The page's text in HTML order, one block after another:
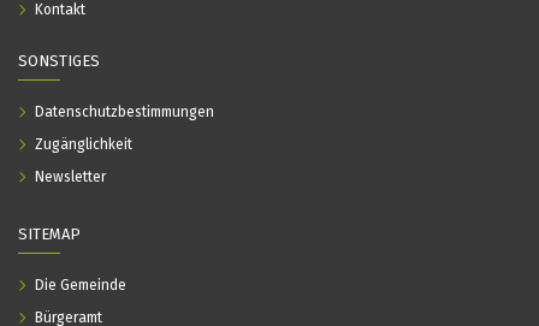
SITEMAP
Die Gemeinde
Bürgeramt
Kontakt
SONSTIGES
Datenschutzbestimmungen
Zugänglichkeit
Newsletter